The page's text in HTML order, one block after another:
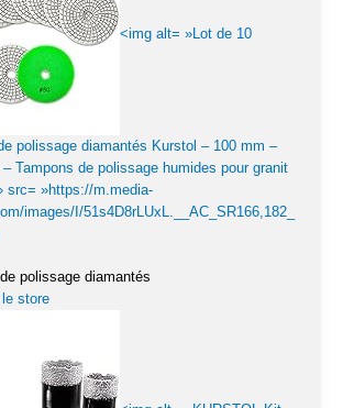
<img alt= »Lot de 10
polissage diamantés Kurstol – 100 mm –
Tampons de polissage humides pour granit
src= »https://m.media-
images/I/51s4D8rLUxL.__AC_SR166,182_
polissage diamantés
store